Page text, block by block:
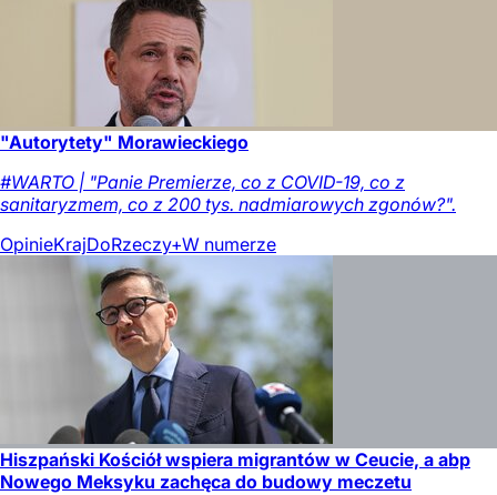
"Autorytety" Morawieckiego
#WARTO | "Panie Premierze, co z COVID-19, co z
sanitaryzmem, co z 200 tys. nadmiarowych zgonów?".
OpinieKrajDoRzeczy+W numerze
Hiszpański Kościół wspiera migrantów w Ceucie, a abp
Nowego Meksyku zachęca do budowy meczetu